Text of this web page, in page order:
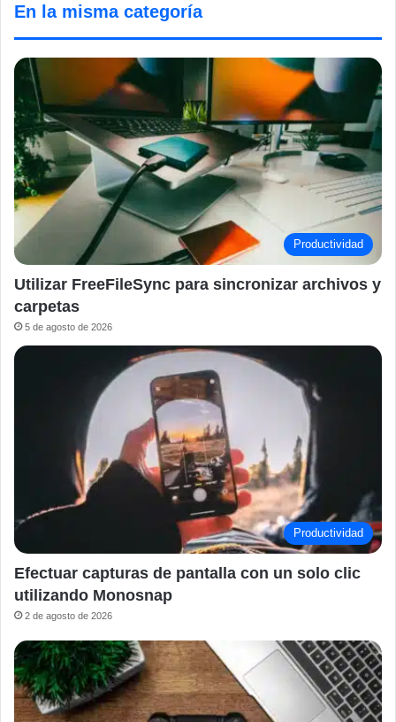
En la misma categoría
Productividad
Utilizar FreeFileSync para sincronizar archivos y
carpetas
5 de agosto de 2026
Productividad
Efectuar capturas de pantalla con un solo clic
utilizando Monosnap
2 de agosto de 2026